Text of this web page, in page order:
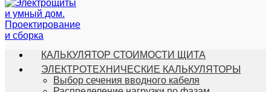
КАЛЬКУЛЯТОР СТОИМОСТИ ЩИТА
ЭЛЕКТРОТЕХНИЧЕСКИЕ КАЛЬКУЛЯТОРЫ
Выбор сечения вводного кабеля